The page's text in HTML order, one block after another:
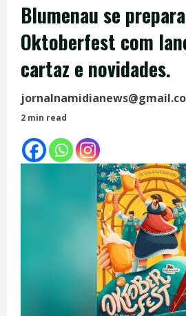
Blumenau se
Oktoberfest com
cartaz e novidades.
2 min read